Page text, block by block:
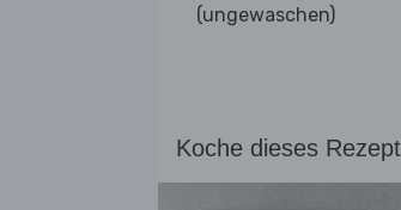
(ungewaschen)
Koche dieses